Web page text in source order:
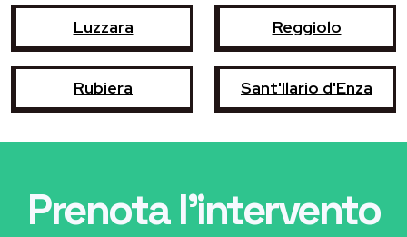
Luzzara Reggiolo
Rubiera Sant'Ilario d'Enza
Prenota l'intervento